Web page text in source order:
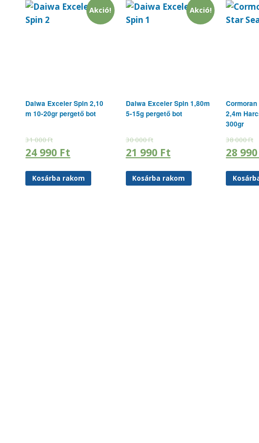
Akció!
Daiwa Exceler Spin 2,10
m 10-20gr pergető bot
31 000Ft
24 990 Ft
Kosárba rakom
Akció!
Daiwa Exceler Spin 1,80m
5-15g pergető bot
30 000Ft
21 990 Ft
Kosárba rakom
2,4m
300gr
38 000Ft
28 990